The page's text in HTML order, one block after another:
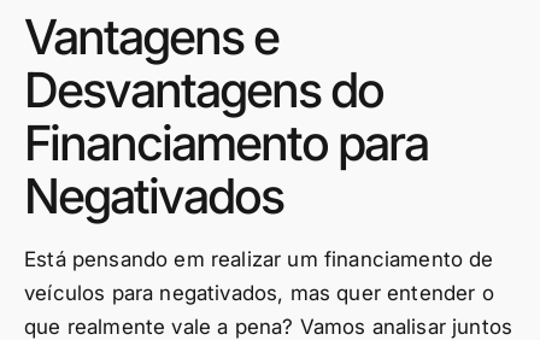
Vantagens e
Desvantagens do
Financiamento para
Negativados
Está pensando em realizar um financiamento de
veículos para negativados, mas quer entender o
que realmente vale a pena? Vamos analisar juntos